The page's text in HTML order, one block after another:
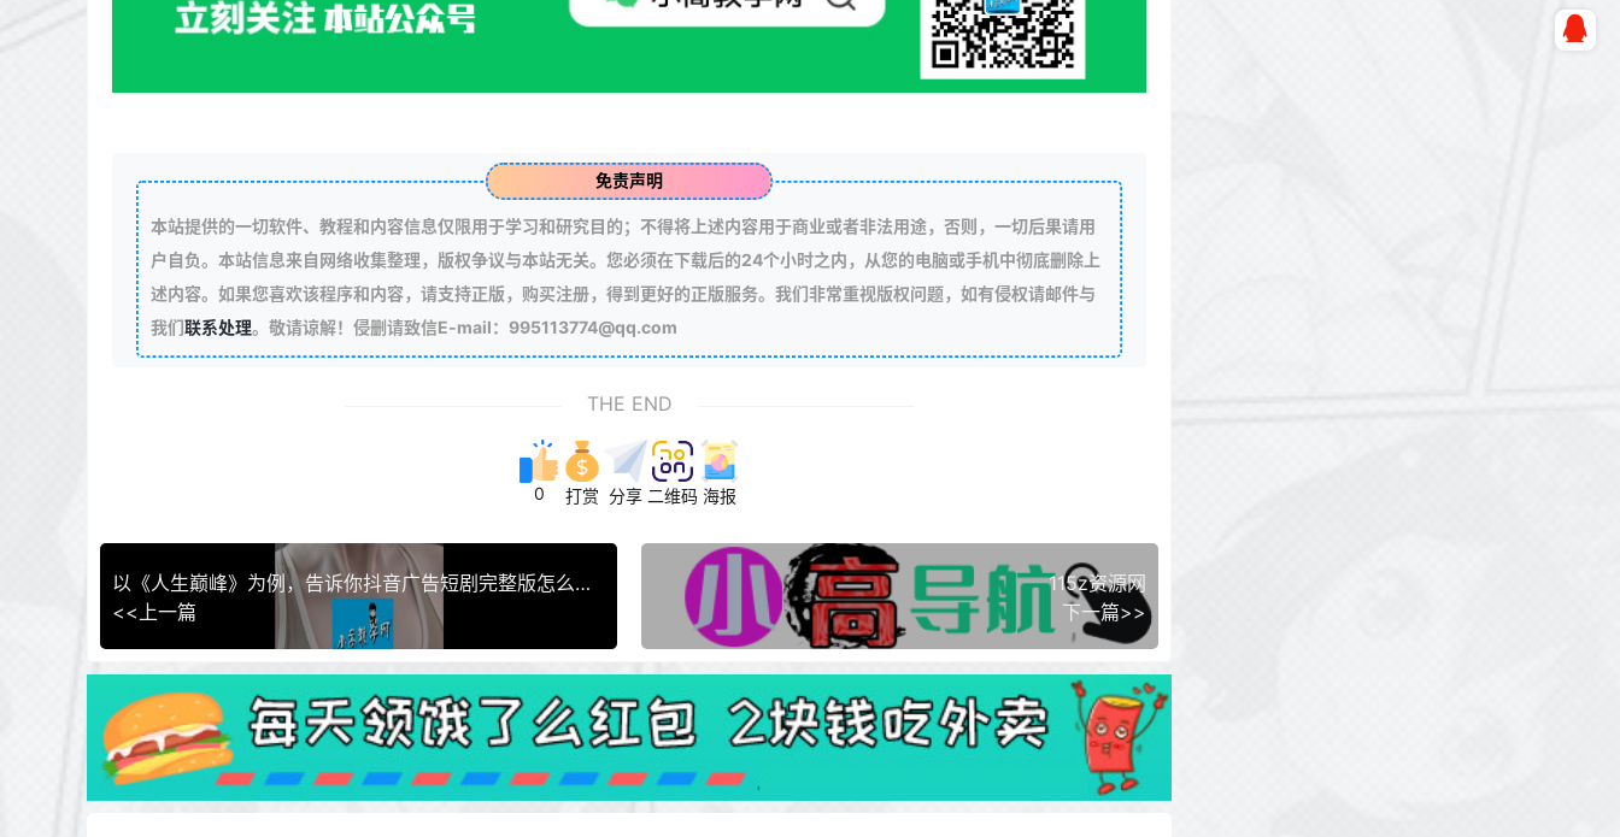
免责声明
本站提供的一切软件、教程和内容信息仅限用于学习和研究目的；不得将上述内容用于商业或者非法用途，否则，一切后果请用
户自负。本站信息来自网络收集整理，版权争议与本站无关。您必须在下载后的24个小时之内，从您的电脑或手机中彻底删除上
述内容。如果您喜欢该程序和内容，请支持正版，购买注册，得到更好的正版服务。我们非常重视版权问题，如有侵权请邮件与
我们联系处理。敬请谅解！侵删请致信E-mail：995113774@qq.com
THE END
0 打赏 分享 二维码 海报
以《人生巅峰》为例，告诉你抖音广告短剧完整版怎么看？
<<上一篇
115z资源网
下一篇>>